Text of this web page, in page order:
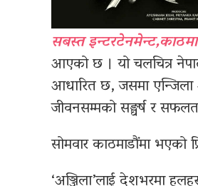
सबस्त
आएको छ । यो चलचित्र
आधारित छ, जसमा
जीवनसम्मको सङ्घर्ष र
सोमवार काठमाडौंमा भएको